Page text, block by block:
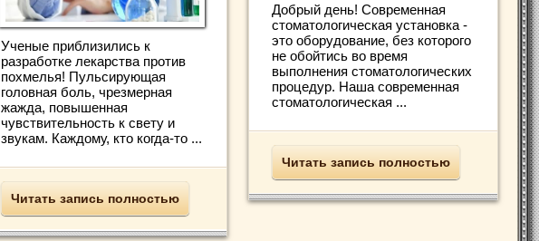
Ученые приблизились к
разработке лекарства против
похмелья! Пульсирующая
головная боль, чрезмерная
жажда, повышенная
чувствительность к свету и
звукам. Каждому, кто когда-то ...
Читать запись полностью
Добрый день! Современная
стоматологическая установка -
это оборудование, без которого
не обойтись во время
выполнения стоматологических
процедур. Наша современная
стоматологическая ...
Читать запись полностью